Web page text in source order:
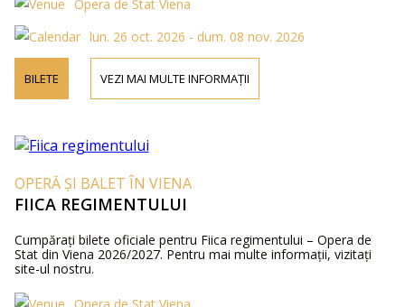
Opera de Stat Viena
lun. 26 oct. 2026 - dum. 08 nov. 2026
BILETE VEZI MAI MULTE INFORMAȚII
OPERĂ ȘI BALET ÎN VIENA
FIICA REGIMENTULUI
Cumpărați bilete oficiale pentru Fiica regimentului – Opera de
Stat din Viena 2026/2027. Pentru mai multe informații, vizitați
site-ul nostru.